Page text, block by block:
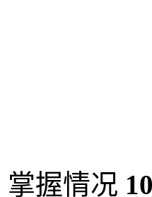
掌握情况